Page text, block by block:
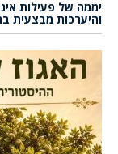
יממה של פעילות
והיערכות מבצעית